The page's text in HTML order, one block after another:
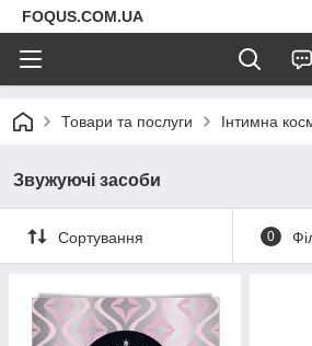
FOQUS.COM.UA
Товари та послуги Інтимна
Звужуючі засоби
Сортування 0